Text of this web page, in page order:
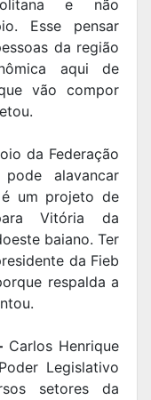
e não
Esse pensar
da região
aqui de
vão compor
da Federação
alavancar
um projeto de
Vitória da
baiano. Ter
da Fieb
respalda a
Carlos Henrique
Legislativo
setores da